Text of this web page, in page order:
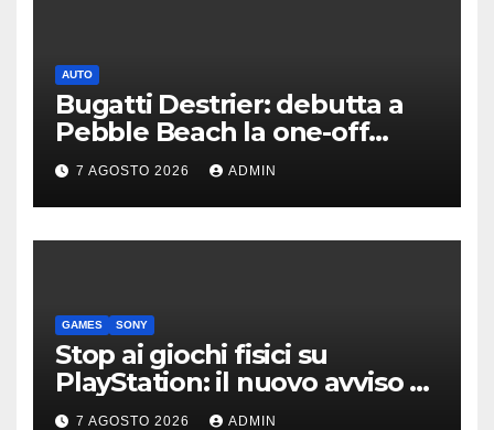
AUTO
Bugatti Destrier: debutta a
Pebble Beach la one-off
derivata dalla Bolide
7 AGOSTO 2026 ADMIN
GAMES SONY
Stop ai giochi fisici su
PlayStation: il nuovo avviso di
Sony è l’ennesima conferma
7 AGOSTO 2026 ADMIN